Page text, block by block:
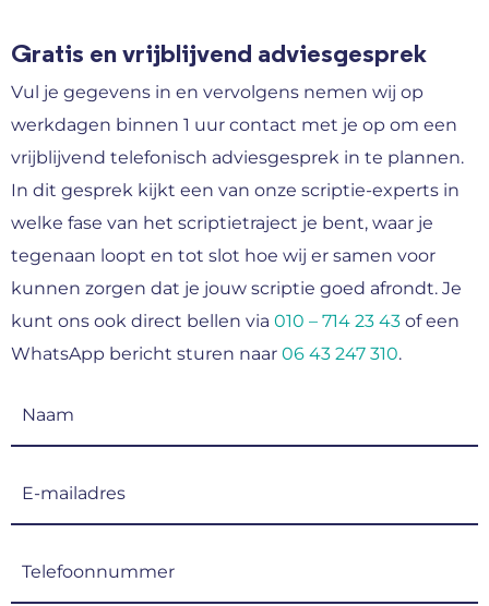
Gratis en vrijblijvend adviesgesprek
Vul je gegevens in en vervolgens nemen wij op
werkdagen binnen 1 uur contact met je op om een
vrijblijvend telefonisch adviesgesprek in te plannen.
In dit gesprek kijkt een van onze scriptie-experts in
welke fase van het scriptietraject je bent, waar je
tegenaan loopt en tot slot hoe wij er samen voor
kunnen zorgen dat je jouw scriptie goed afrondt. Je
kunt ons ook direct bellen via 010 – 714 23 43 of een
WhatsApp bericht sturen naar 06 43 247 310.